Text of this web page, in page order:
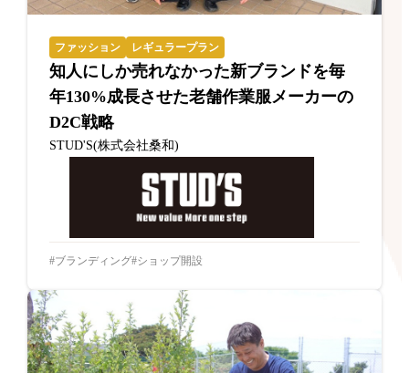
ファッション レギュラープラン
知人にしか売れなかった新ブランドを毎
年130%成長させた老舗作業服メーカーの
D2C戦略
STUD'S(株式会社桑和)
ブランディング ショップ開設